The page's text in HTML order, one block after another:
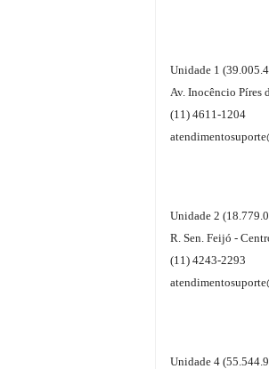
Unidade 1
Av. Inocêncio Píres
(11) 4611-1204
Unidade 2
R. Sen. Feijó -
(11) 4243-2293
Unidade 4